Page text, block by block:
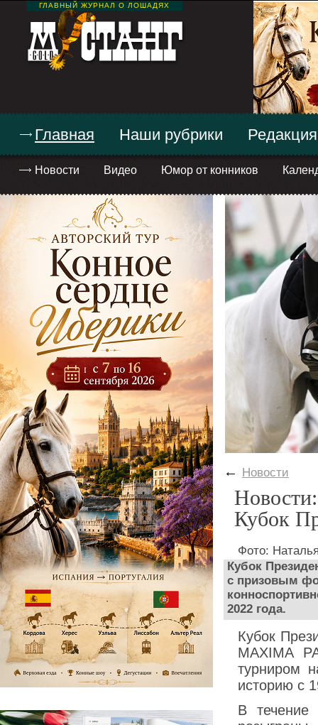
ГЛАВНЫЙ ЖУРНАЛ О ЛОШАДЯХ
Главная
Новости Видео Юмор от конников
Наши рубрики Редакция
← Новости
Кубок
Фото:
Кубок
с призовым
2022 года.
Кубок
MAXIMA
турниром
историю с
В течение